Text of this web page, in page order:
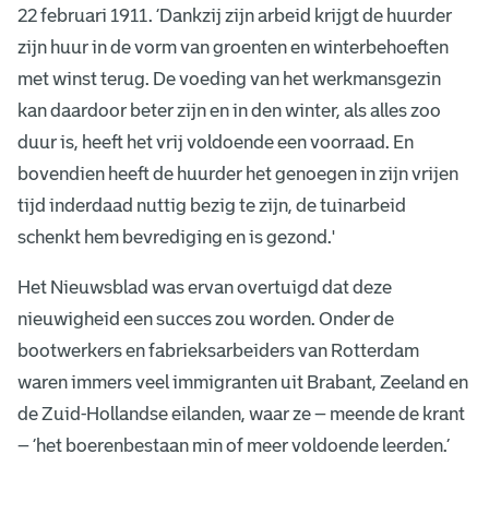
v
o
k
22 februari 1911. ‘Dankzij zijn arbeid krijgt de huurder
zijn huur in de vorm van groenten en winterbehoeften
met winst terug. De voeding van het werkmansgezin
kan daardoor beter zijn en in den winter, als alles zoo
duur is, heeft het vrij voldoende een voorraad. En
bovendien heeft de huurder het genoegen in zijn vrijen
tijd inderdaad nuttig bezig te zijn, de tuinarbeid
schenkt hem bevrediging en is gezond.'
Het Nieuwsblad was ervan overtuigd dat deze
nieuwigheid een succes zou worden. Onder de
bootwerkers en fabrieksarbeiders van Rotterdam
waren immers veel immigranten uit Brabant, Zeeland en
de Zuid-Hollandse eilanden, waar ze – meende de krant
– ‘het boerenbestaan min of meer voldoende leerden.’